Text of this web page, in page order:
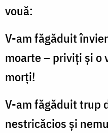
vouă:
V-am făgăduit
moarte – priviţi şi o
morţi!
V-am făgăduit trup
nestricăcios şi